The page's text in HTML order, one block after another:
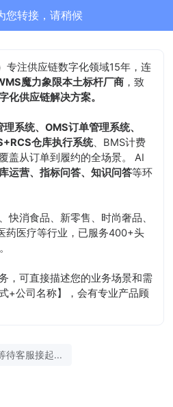
前客服正在为您服务
专注供应链数字化领域15年，连
魔力象限本土标杆厂商 ，致
化供应链解决方案。
系统、OMS订单管理系统、
仓库执行系统、BMS计费
盖从订单到履约的全场景。 AI
运营、指标问答、知识问答等环
快消食品、新零售、时尚奢品、
药医疗等行业，已服务400+头
，可直接描述您的业务场景和需
+公司名称】，会有专业产品顾
03:18:54 开始沟通